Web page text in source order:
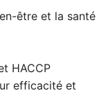
être et la santé
HACCP
efficacité et